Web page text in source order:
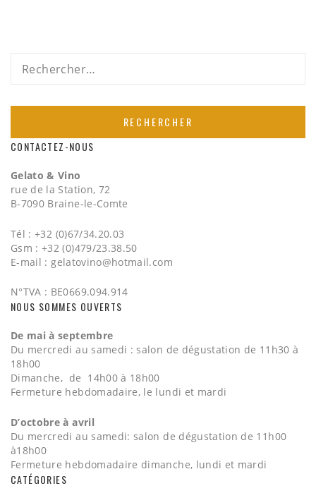
Rechercher :
CONTACTEZ-NOUS
Gelato & Vino
rue de la Station, 72
B-7090 Braine-le-Comte
Tél : +32 (0)67/34.20.03
Gsm : +32 (0)479/23.38.50
E-mail : gelatovino@hotmail.com
N°TVA : BE0669.094.914
NOUS SOMMES OUVERTS
De mai à septembre
Du mercredi au samedi : salon de dégustation de 11h30 à
18h00
Dimanche, de 14h00 à 18h00
Fermeture hebdomadaire, le lundi et mardi
D’octobre à avril
Du mercredi au samedi: salon de dégustation de 11h00
à18h00
Fermeture hebdomadaire dimanche, lundi et mardi
CATÉGORIES